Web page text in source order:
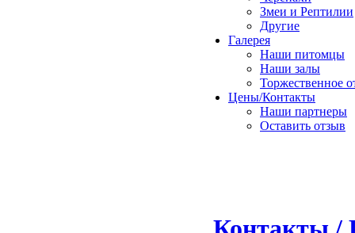
Змеи и Рептилии
Другие
Галерея
Наши питомцы
Наши залы
Торжественное
Цены/Контакты
Наши партнеры
Оставить отзыв